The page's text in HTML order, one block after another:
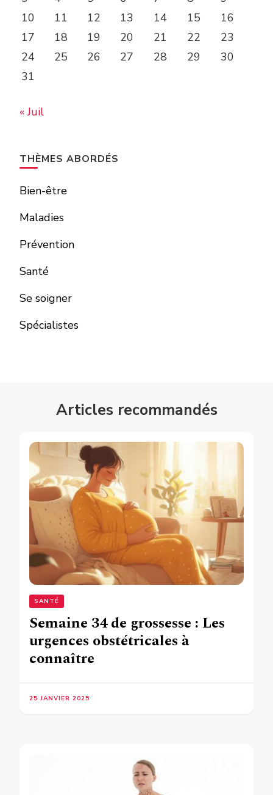
10
11 12 13 14 15
16
17
18 19 20 21 22
23
24
25 26 27 28 29
30
31
« Juil
THÈMES ABORDÉS
Bien-être
Maladies
Prévention
Santé
Se soigner
Spécialistes
Articles recommandés
SANTÉ
Semaine 34 de grossesse : Les
urgences obstétricales à
connaître
25 JANVIER 2025